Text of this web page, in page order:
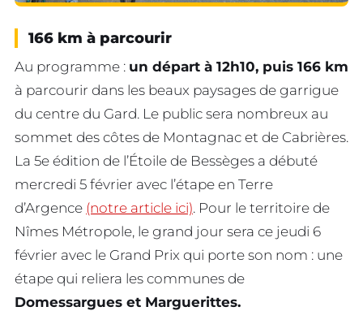
166 km à parcourir
Au programme : un départ à 12h10, puis 166 km
à parcourir dans les beaux paysages de garrigue
du centre du Gard. Le public sera nombreux au
sommet des côtes de Montagnac et de Cabrières.
La 5e édition de l’Étoile de Bessèges a débuté
mercredi 5 février avec l’étape en Terre
d’Argence (notre article ici). Pour le territoire de
Nîmes Métropole, le grand jour sera ce jeudi 6
février avec le Grand Prix qui porte son nom : une
étape qui reliera les communes de
Domessargues et Marguerittes.